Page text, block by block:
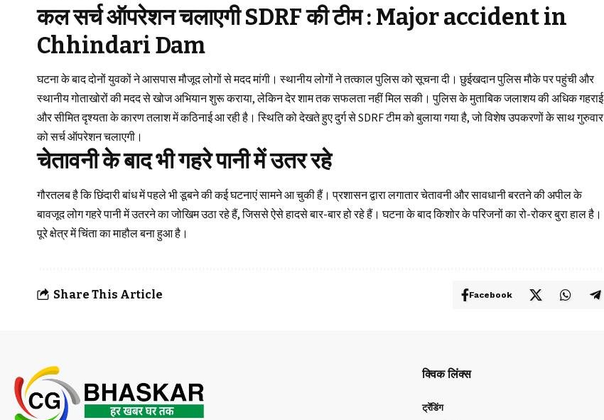
कल सर्च ऑपरेशन चलाएगी SDRF की टीम : Major accident in
Chhindari Dam
घटना के बाद दोनों युवकों ने आसपास मौजूद लोगों से मदद मांगी। स्थानीय लोगों ने तत्काल पुलिस को सूचना दी। छुईखदान पुलिस मौके पर पहुंची और
स्थानीय गोताखोरों की मदद से खोज अभियान शुरू कराया, लेकिन देर शाम तक सफलता नहीं मिल सकी। पुलिस के मुताबिक जलाशय की अधिक गहराई
और सीमित दृश्यता के कारण तलाश में कठिनाई आ रही है। स्थिति को देखते हुए दुर्ग से SDRF टीम को बुलाया गया है, जो विशेष उपकरणों के साथ गुरुवार
को सर्च ऑपरेशन चलाएगी।
चेतावनी के बाद भी गहरे पानी में उतर रहे
गौरतलब है कि छिंदारी बांध में पहले भी डूबने की कई घटनाएं सामने आ चुकी हैं। प्रशासन द्वारा लगातार चेतावनी और सावधानी बरतने की अपील के
बावजूद लोग गहरे पानी में उतरने का जोखिम उठा रहे हैं, जिससे ऐसे हादसे बार-बार हो रहे हैं। घटना के बाद किशोर के परिजनों का रो-रोकर बुरा हाल है।
पूरे क्षेत्र में चिंता का माहौल बना हुआ है।
Share This Article Facebook
क्विक लिंक्स
ट्रेंडिंग